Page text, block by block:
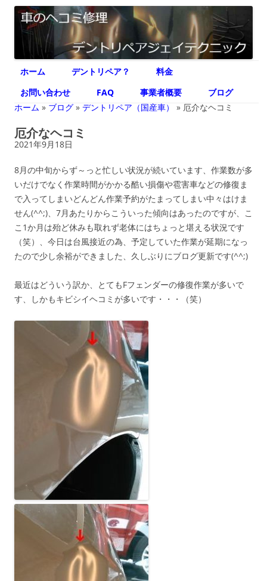
デントリペア ジェイテクニック
車のヘコミ修理専門 神奈川県横浜市 デントリペア ジェイテクニック
ン
ツ
へ
ス
ホーム デントリペア？
料金
お問い合わせ
FAQ 事業者概要
ブログ
ホーム » ブログ » デントリペア（国産車） » 厄介なヘコミ
厄介なヘコミ
2021年9月18日
8月の中旬からず～っと忙しい状況が続いています、作業数が多
いだけでなく作業時間がかかる酷い損傷や雹害車などの修復ま
で入ってしまいどんどん作業予約がたまってしまい中々はけま
せん(^^;)、7月あたりからこういった傾向はあったのですが、こ
こ1か月は殆ど休みも取れず老体にはちょっと堪える状況です
（笑）、今日は台風接近の為、予定していた作業が延期になっ
たので少し余裕ができました、久しぶりにブログ更新です(^^;)
最近はどういう訳か、とてもFフェンダーの修復作業が多いで
す、しかもキビシイヘコミが多いです・・・（笑）